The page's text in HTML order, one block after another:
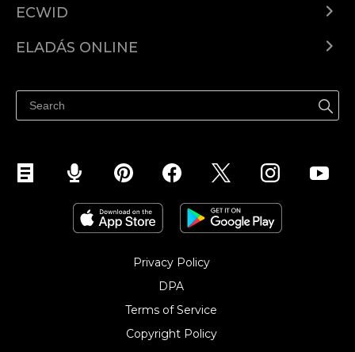
ECWID
Árkalkuláció
ELADÁS ONLINE
Eladás a Facebookon
Eladás Instagramon
Privacy Policy
DPA
Terms of Service
Copyright Policy‎